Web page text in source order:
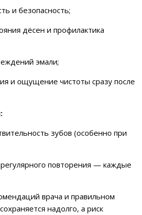
и безопасность;
дёсен и профилактика
эмали;
и ощущение чистоты сразу после
зубов (особенно при
повторения — каждые
врача и правильном
надолго, а риск